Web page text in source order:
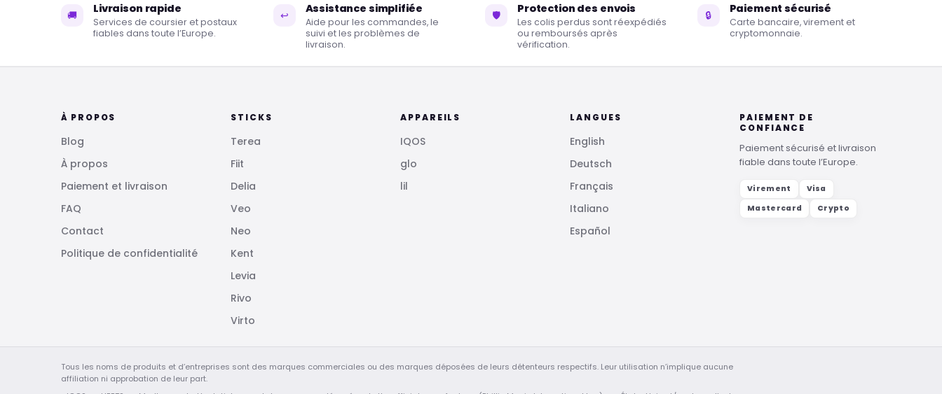
🚚 Livraison rapide
Services de coursier et postaux
fiables dans toute l’Europe.
↩ Assistance simplifiée
Aide pour les commandes, le
suivi et les problèmes de
livraison.
🛡 Protection des envois
Les colis perdus sont réexpédiés
ou remboursés après
vérification.
🔒 Paiement sécurisé
Carte bancaire, virement et
cryptomonnaie.
À PROPOS
Blog
À propos
Paiement et livraison
FAQ
Contact
Politique de confidentialité
STICKS
Terea
Fiit
Delia
Veo
Neo
Kent
Levia
Rivo
Virto
APPAREILS
IQOS
glo
lil
LANGUES
English
Deutsch
Français
Italiano
Español
PAIEMENT DE
CONFIANCE
Paiement sécurisé et livraison
fiable dans toute l’Europe.
Virement
Visa
Mastercard
Crypto
Tous les noms de produits et d’entreprises sont des marques commerciales ou des marques déposées de leurs détenteurs respectifs. Leur utilisation n’implique aucune
affiliation ni approbation de leur part.